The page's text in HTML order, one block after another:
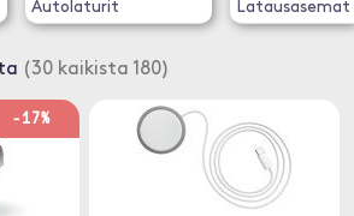
Autolaturit Latausasemat
(30 kaikista 180)
-17%